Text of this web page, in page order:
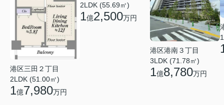
港区三田２丁目
2LDK (51.00㎡)
1億7,980万円
2LDK (55.69㎡)
1億2,500万円
港区港南３丁目
3LDK (71.78㎡)
1億8,780万円